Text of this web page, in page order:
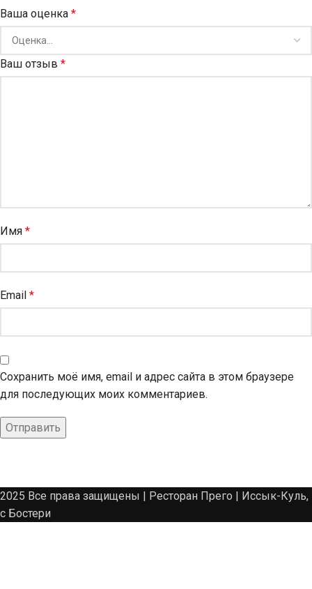
Ваша оценка *
Ваш отзыв *
Имя *
Email *
Сохранить моё имя, email и адрес сайта в этом браузере
для последующих моих комментариев.
2025 Все права защищены | Ресторан Прего | Иссык-Куль,
с Бостери